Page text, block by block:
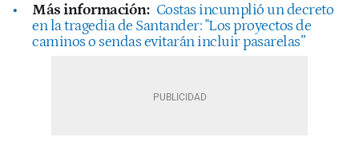
Más información: Costas incumplió un decreto
en la tragedia de Santander: "Los proyectos de
caminos o sendas evitarán incluir pasarelas”